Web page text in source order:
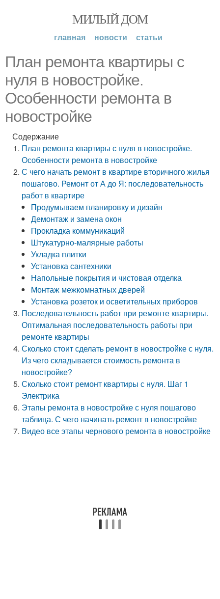
МИЛЫЙ ДОМ
главная новости статьи
План ремонта квартиры с
нуля в новостройке.
Особенности ремонта в
новостройке
Содержание
План ремонта квартиры с нуля в новостройке.
Особенности ремонта в новостройке
С чего начать ремонт в квартире вторичного жилья
пошагово. Ремонт от А до Я: последовательность
работ в квартире
Продумываем планировку и дизайн
Демонтаж и замена окон
Прокладка коммуникаций
Штукатурно-малярные работы
Укладка плитки
Установка сантехники
Напольные покрытия и чистовая отделка
Монтаж межкомнатных дверей
Установка розеток и осветительных приборов
Последовательность работ при ремонте квартиры.
Оптимальная последовательность работы при
ремонте квартиры
Сколько стоит сделать ремонт в новостройке с нуля.
Из чего складывается стоимость ремонта в
новостройке?
Сколько стоит ремонт квартиры с нуля. Шаг 1
Электрика
Этапы ремонта в новостройке с нуля пошагово
таблица. С чего начинать ремонт в новостройке
Видео все этапы чернового ремонта в новостройке